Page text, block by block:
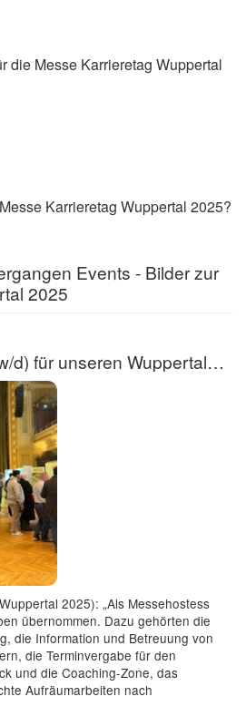
die Messe Karrieretag Wuppertal
Karrieretag Wuppertal 2025?
Events - Bilder zur
2025
Messehostess (m/w/d) für unseren Wuppertaler Karrieretag!
2025): „Als Messehostess
übernommen. Dazu gehörten die
die Information und Betreuung von
die Terminvergabe für den
und die Coaching-Zone, das
Aufräumarbeiten nach